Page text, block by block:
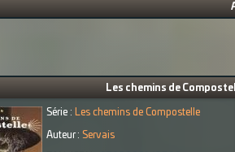
Les chemins de
Série : Les chemins de Compostelle
Auteur : Servais